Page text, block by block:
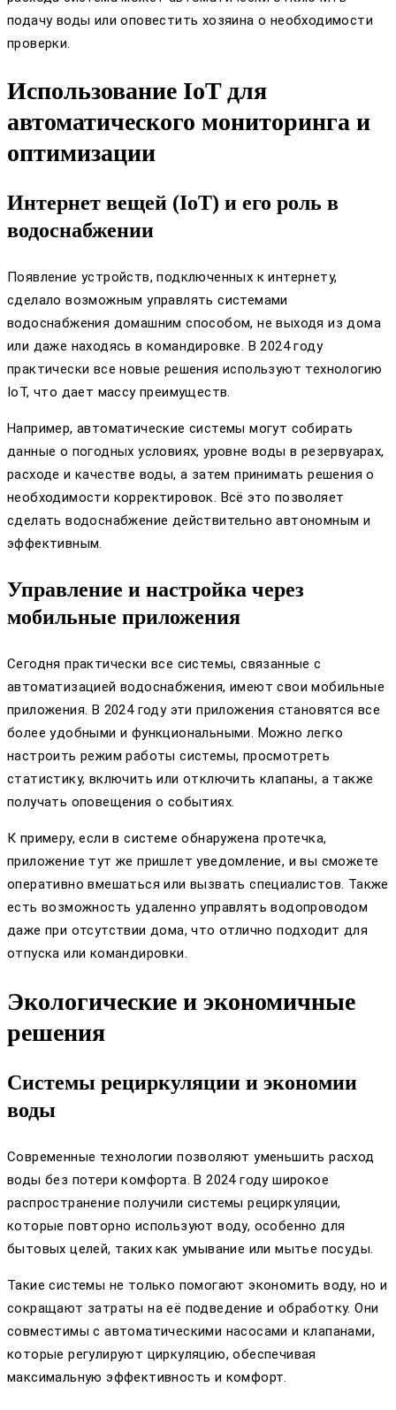
подачу воды или оповестить хозяина о необходимости
проверки.
Использование IoT для
автоматического мониторинга и
оптимизации
Интернет вещей (IoT) и его роль в
водоснабжении
Появление устройств, подключенных к интернету,
сделало возможным управлять системами
водоснабжения домашним способом, не выходя из дома
или даже находясь в командировке. В 2024 году
практически все новые решения используют технологию
IoT, что дает массу преимуществ.
Например, автоматические системы могут собирать
данные о погодных условиях, уровне воды в резервуарах,
расходе и качестве воды, а затем принимать решения о
необходимости корректировок. Всё это позволяет
сделать водоснабжение действительно автономным и
эффективным.
Управление и настройка через
мобильные приложения
Сегодня практически все системы, связанные с
автоматизацией водоснабжения, имеют свои мобильные
приложения. В 2024 году эти приложения становятся все
более удобными и функциональными. Можно легко
настроить режим работы системы, просмотреть
статистику, включить или отключить клапаны, а также
получать оповещения о событиях.
К примеру, если в системе обнаружена протечка,
приложение тут же пришлет уведомление, и вы сможете
оперативно вмешаться или вызвать специалистов. Также
есть возможность удаленно управлять водопроводом
даже при отсутствии дома, что отлично подходит для
отпуска или командировки.
Экологические и экономичные
решения
Системы рециркуляции и экономии
воды
Современные технологии позволяют уменьшить расход
воды без потери комфорта. В 2024 году широкое
распространение получили системы рециркуляции,
которые повторно используют воду, особенно для
бытовых целей, таких как умывание или мытье посуды.
Такие системы не только помогают экономить воду, но и
сокращают затраты на её подведение и обработку. Они
совместимы с автоматическими насосами и клапанами,
которые регулируют циркуляцию, обеспечивая
максимальную эффективность и комфорт.